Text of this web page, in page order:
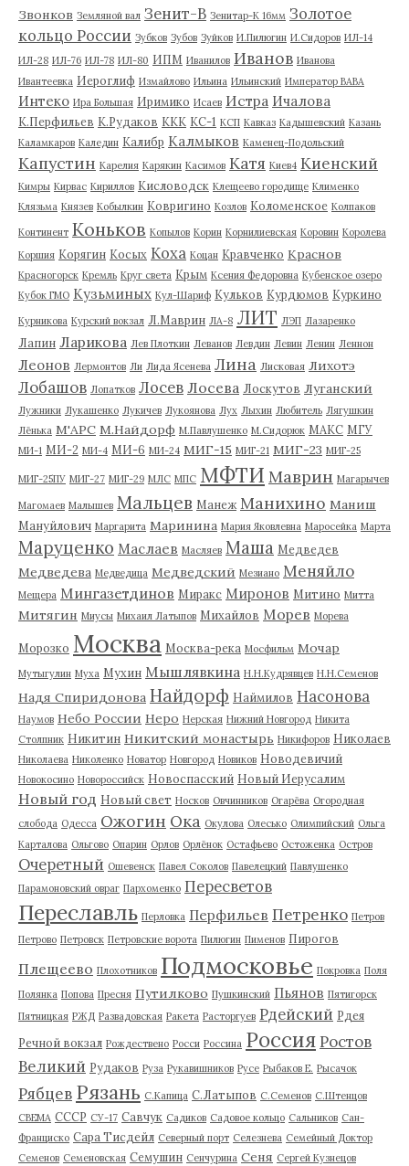
Звонков Земляной вал Зенит-В Зенитар-К 16мм Золотое
кольцо России Зубков Зубов Зуйков И.Пилюгин И.Сидоров ИЛ-14
ИЛ-28 ИЛ-76 ИЛ-78 ИЛ-80 ИПМ Иванилов Иванов Иванова
Ивантеевка Иероглиф Измайлово Ильина Ильинский Император ВАВА
Интеко Ира Большая Иримико Исаев Истра Ичалова
К.Перфильев К.Рудаков ККК КС-1 КСП Кавказ Кадышевский Казань
Каламкаров Каледин Калибр Калмыков Каменец-Подольский
Капустин Карелия Карякин Касимов Катя Киев4 Киенский
Кимры Кирвас Кириллов Кисловодск Клещеево городище Клименко
Клязьма Князев Кобылкин Ковригино Козлов Коломенское Колпаков
Континент Коньков Копылов Корин Корнилиевская Коровин Королева
Коршия Корягин Косых Коха Коцан Кравченко Краснов
Красногорск Кремль Круг света Крым Ксения Федоровна Кубенское озеро
Кубок ГМО Кузьминых Кул-Шариф Кульков Курдюмов Куркино
Курникова Курский вокзал Л.Маврин ЛА-8 ЛИТ ЛЭП Лазаренко
Лапин Ларикова Лев Плоткин Леванов Левдин Левин Ленин Леннон
Леонов Лермонтов Ли Лида Ясенева Лина Лисковая Лихотэ
Лобашов Лопатков Лосев Лосева Лоскутов Луганский
Лужники Лукашенко Лукичев Лукоянова Лух Лыхин Любитель Лягушкин
Лёнька М'АРС М.Найдорф М.Павлушенко М.Сидорюк МАКС МГУ
МИ-1 МИ-2 МИ-4 МИ-6 МИ-24 МИГ-15 МИГ-21 МИГ-23 МИГ-25
МИГ-25ПУ МИГ-27 МИГ-29 МЛС МПС МФТИ Маврин Магарычев
Магомаев Малышев Мальцев Манеж Манихино Маниш
Мануйлович Маргарита Маринина Мария Яковлевна Маросейка Марта
Маруценко Маслаев Масляев Маша Медведев
Медведева Медведица Медведский Мезиано Меняйло
Мещера Мингазетдинов Миракс Миронов Митино Митта
Митягин Миусы Михаил Латыпов Михайлов Морев Морева
Морозко Москва Москва-река Мосфильм Мочар
Мутыгулин Муха Мухин Мышлявкина Н.Н.Кудрявцев Н.Н.Семенов
Надя Спиридонова Найдорф Наймилов Насонова
Наумов Небо России Неро Нерская Нижний Новгород Никита
Столпник Никитин Никитский монастырь Никифоров Николаев
Николаева Николенко Новатор Новгород Новиков Новодевичий
Новокосино Новороссийск Новоспасский Новый Иерусалим
Новый год Новый свет Носков Овчинников Огарёва Огородная
слобода Одесса Ожогин Ока Окулова Олесько Олимпийский Ольга
Карталова Ольгово Опарин Орлов Орлёнок Остафьево Остоженка Остров
Очеретный Ошевенск Павел Соколов Павелецкий Павлушенко
Парамоновский овраг Пархоменко Пересветов
Переславль Перловка Перфильев Петренко Петров
Петрово Петровск Петровские ворота Пилюгин Пименов Пирогов
Плещеево Плохотников Подмосковье Покровка Поля
Полянка Попова Пресня Путилково Пушкинский Пьянов Пятигорск
Пятницкая РЖД Развадовская Ракета Расторгуев Рдейский Рдея
Речной вокзал Рождествено Росси Россина Россия Ростов
Великий Рудаков Руза Рукавишников Русе Рыбаков Е. Рысачок
Рябцев Рязань С.Капица С.Латыпов С.Семенов С.Штенцов
СВЕМА СССР СУ-17 Савчук Садиков Садовое кольцо Сальников Сан-
Франциско Сара Тисдейл Северный порт Селезнева Семейный Доктор
Семенов Семеновская Семушин Сенчурина Сеня Сергей Кузнецов